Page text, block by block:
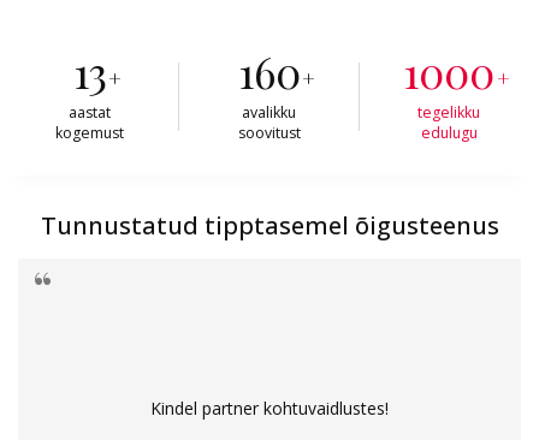
13+
aastat
kogemust
160+
avalikku
soovitust
1000+
tegelikku
edulugu
Tunnustatud tipptasemel õigusteenus
Kindel partner kohtuvaidlustes!